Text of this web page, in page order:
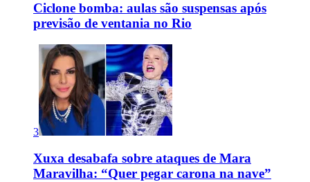
Ciclone bomba: aulas são suspensas após
previsão de ventania no Rio
3
Xuxa desabafa sobre ataques de Mara
Maravilha: “Quer pegar carona na nave”